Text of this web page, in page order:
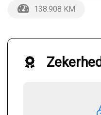
138.908 KM